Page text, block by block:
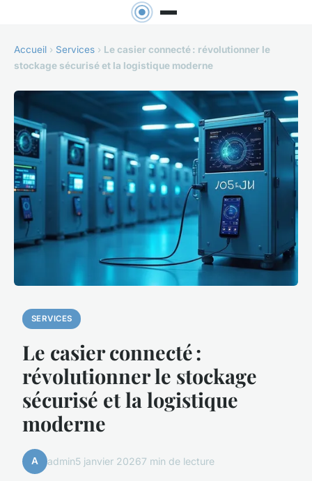
Accueil › Services › Le casier connecté : révolutionner le
stockage sécurisé et la logistique moderne
SERVICES
Le casier connecté :
révolutionner le stockage
sécurisé et la logistique
moderne
A admin5 janvier 20267 min de lecture